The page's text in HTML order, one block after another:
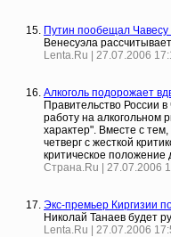
Путин пообещал
Венесуэла
Lenta.Ru | 27.07.2006
Алкоголь подорожает
Правительство России
работу на алкогольном
характер". Вместе с
четверг с жесткой
критическое положение
Страна.Ru | 27.07.2006
Экс-премьер Киргизии
Николай Танаев будет
Lenta.Ru | 27.07.2006